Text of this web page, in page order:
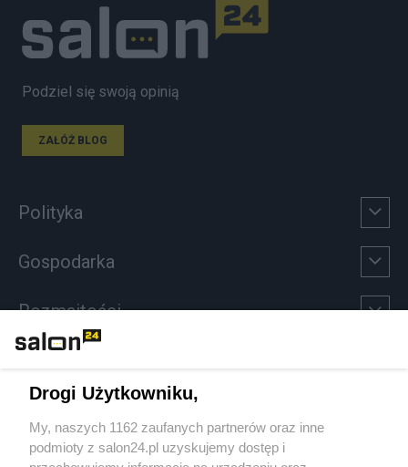
Podziel się swoją opinią
ZAŁÓŻ BLOG
Polityka
Gospodarka
Rozmaitości
Sport
Społeczeństwo
Drogi Użytkowniku,
My, naszych 1162 zaufanych partnerów oraz inne
podmioty z salon24.pl uzyskujemy dostęp i